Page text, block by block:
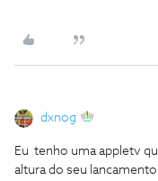
dxnog
Eu tenho uma appletv
altura do seu